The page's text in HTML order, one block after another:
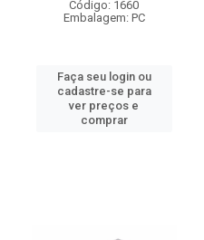
Código: 1660
Embalagem: PC
Faça seu login ou
cadastre-se para
ver preços e
comprar